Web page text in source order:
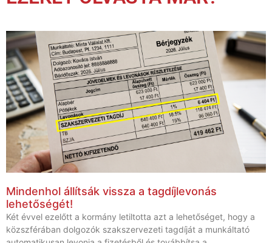
Mindenhol állítsák vissza a tagdíjlevonás
lehetőségét!
Két évvel ezelőtt a kormány letiltotta azt a lehetőséget, hogy a
közszférában dolgozók szakszervezeti tagdíját a munkáltató